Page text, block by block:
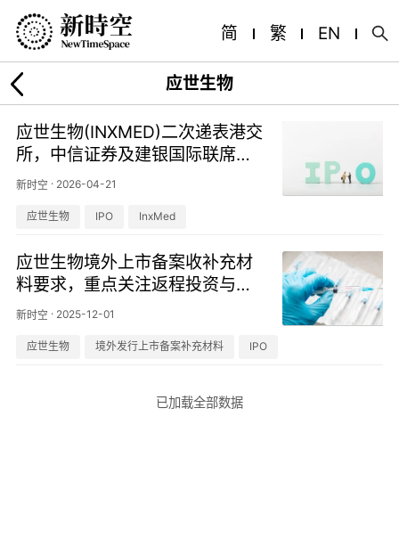
简 繁 EN
应世生物
应世生物(INXMED)二次递表港交
所，中信证券及建银国际联席保
荐
新时空 · 2026-04-21
应世生物 IPO InxMed
应世生物境外上市备案收补充材
料要求，重点关注返程投资与股
权架构合规性
新时空 · 2025-12-01
应世生物 境外发行上市备案补充材料 IPO
已加载全部数据